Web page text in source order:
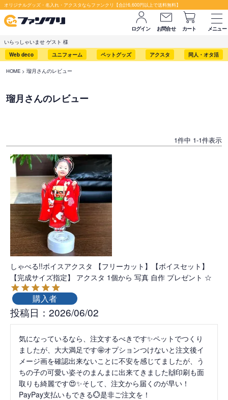
オリジナルグッズ・名入れ・アクスタならファンクリ【合計6,600円以上で送料無料】
ログイン お問合せ カート
メニュー
いらっしゃいませ ゲスト 様
Web deco
ユニフォーム ペットグッズ アクスタ 同人・オタ活
HOME 瑠月さんのレビュー
瑠月さんのレビュー
1件中 1-1件表示
しゃべる!!ボイスアクスタ 【フリーカット】【ボイスセット】
【完成サイズ指定】 アクスタ 1個から 写真 自作 プレゼント ☆
購入者
投稿日 2026/06/02
気になっているなら、注文するべきです✨ペットでつくり
ましたが、大大満足です🤩オプションつけないと注文後イ
メージ画を確認出来ないことに不安を感じてましたが、う
ちの子の可愛い姿そのまんまに出来てきました🙌印刷も面
取りも綺麗です😍✨そして、注文から届くのが早い！
PayPay支払いもできる💮是非ご注文を！